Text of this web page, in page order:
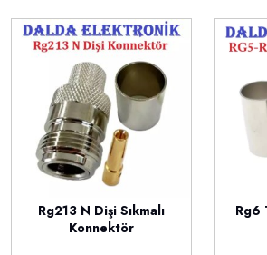
Rg213 N Dişi Sıkmalı
Konnektör
Rg6